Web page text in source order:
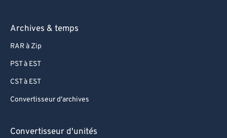
Archives & temps
RAR à Zip
PST à EST
CST à EST
Convertisseur d'archives
Convertisseur d'unités